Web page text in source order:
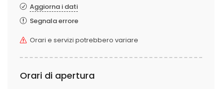
Aggiorna i dati
Segnala errore
Orari e servizi potrebbero variare
Orari di apertura